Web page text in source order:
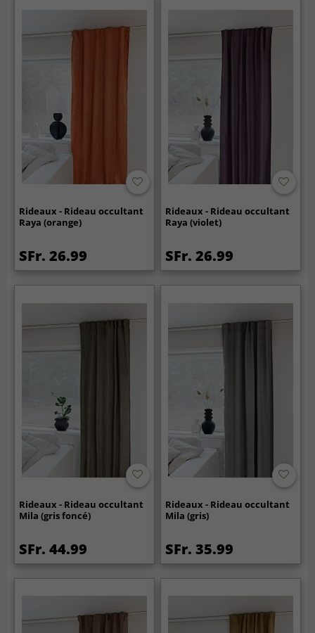
Rideaux - Rideau occultant
Raya (orange)
SFr. 26.99
Rideaux - Rideau occultant
Raya (violet)
SFr. 26.99
Rideaux - Rideau occultant
Mila (gris foncé)
SFr. 44.99
Rideaux - Rideau occultant
Mila (gris)
SFr. 35.99